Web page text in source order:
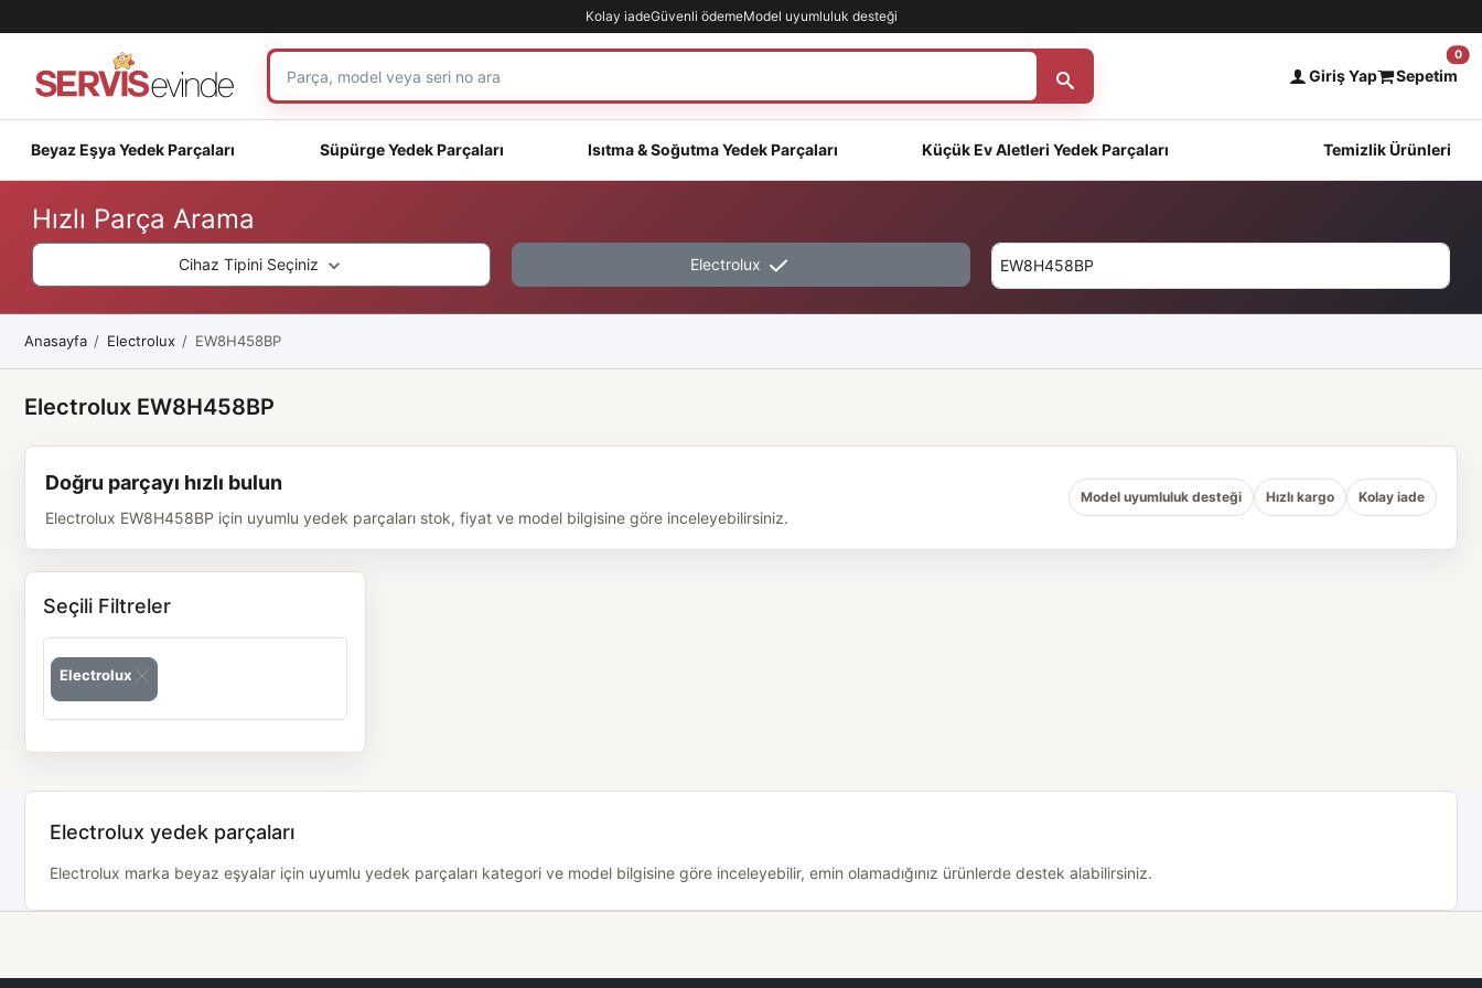
Kolay iadeGüvenli ödemeModel uyumluluk desteği
Giriş Yap Sepetim
0
Beyaz Eşya Yedek Parçaları Süpürge Yedek Parçaları Isıtma & Soğutma Yedek Parçaları Küçük Ev Aletleri Yedek Parçaları Temizlik Ürünleri
Hızlı Parça Arama
Cihaz Tipini Seçiniz Electrolux
Anasayfa Electrolux EW8H458BP
Electrolux EW8H458BP
Doğru parçayı hızlı bulun
Electrolux EW8H458BP için uyumlu yedek parçaları stok, fiyat ve model bilgisine göre inceleyebilirsiniz.
Model uyumluluk desteği Hızlı kargo Kolay iade
Seçili Filtreler
Electrolux
Electrolux yedek parçaları
Electrolux marka beyaz eşyalar için uyumlu yedek parçaları kategori ve model bilgisine göre inceleyebilir, emin olamadığınız ürünlerde destek alabilirsiniz.